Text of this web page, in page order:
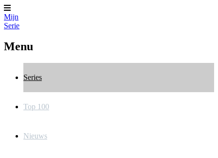
Mijn
Serie
Menu
Series
Top 100
Nieuws